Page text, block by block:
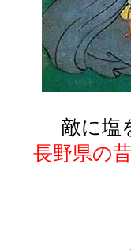
敵に塩
長野県の